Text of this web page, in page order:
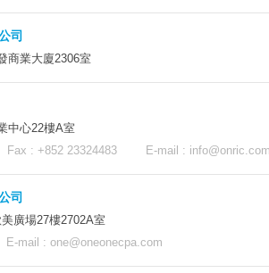
司
商業大廈2306室
中心22樓A室
: +852 23324483 E-mail :
司
廣場27樓2702A室
mail : one@oneonecpa.com